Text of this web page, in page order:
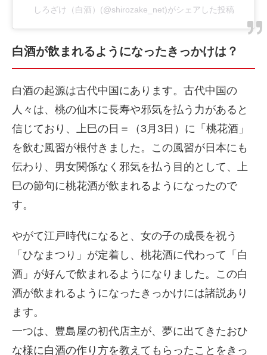
しろざけ（白酒）(@shirozake_net)がシェアした投稿
白酒が飲まれるようになったきっかけは？
白酒の起源は古代中国にあります。古代中国の
人々は、桃の仙木に長寿や邪気を払う力があると
信じており、上巳の日＝（3月3日）に「桃花酒」
を飲む風習が根付きました。この風習が日本にも
伝わり、男女関係なく邪気を払う目的として、上
巳の節句に桃花酒が飲まれるようになったので
す。
やがて江戸時代になると、女の子の成長を祝う
「ひなまつり」が定着し、桃花酒に代わって「白
酒」が好んで飲まれるようになりました。この白
酒が飲まれるようになったきっかけには諸説あり
ます。
一つは、豊島屋の初代店主が、夢に出てきたおひ
な様に白酒の作り方を教えてもらったことをきっ